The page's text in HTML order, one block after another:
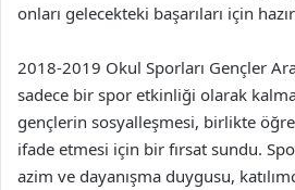
onları gelecekteki başarıları için
2018-2019 Okul Sporları Gençler
sadece bir spor etkinliği olarak
gençlerin sosyalleşmesi, birlikte
ifade etmesi için bir fırsat sundu.
azim ve dayanışma duygusu,